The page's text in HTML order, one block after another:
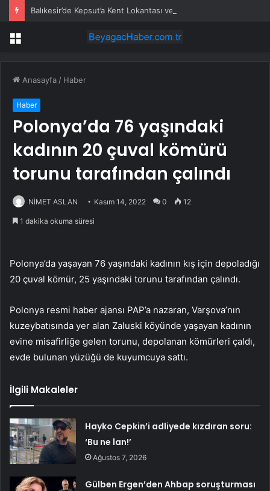
Balıkesir’de Kepsut’a Kent Lokantası ve altyapı desteği
Menü
Anasayfa / Haber
Haber
Polonya’da 76 yaşındaki
kadının 20 çuval kömürü
torunu tarafından çalındı
NİMET ASLAN Kasım 14, 2022 0 12
1 dakika okuma süresi
Polonya’da yaşayan 76 yaşındaki kadının kış için depoladığı
20 çuval kömür, 25 yaşındaki torunu tarafından çalındı.
Polonya resmi haber ajansı PAP’a nazaran, Varşova’nın
kuzeybatısında yer alan Zaluski köyünde yaşayan kadının
evine misafirliğe gelen torunu, depolanan kömürleri çaldı,
evde bulunan yüzüğü de kuyumcuya sattı.
İlgili Makaleler
Hayko Cepkin’i adliyede kızdıran soru:
‘Bu ne lan!’
Ağustos 7, 2026
Gülben Ergen’den Ahbap soruşturması